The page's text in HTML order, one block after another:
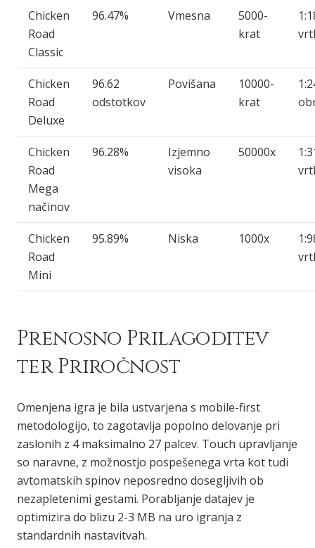
Chicken
Road
Classic
96.47% Vmesna
5000-
krat
Chicken
Road
Deluxe
96.62
odstotkov
Povišana
10000-
krat
Chicken
Road
Mega
načinov
96.28%
Izjemno
visoka
50000x
Chicken
Road
Mini
95.89% Niska 1000x
Prenosno Prilagoditev
ter Priročnost
Omenjena igra je bila ustvarjena s mobile-first
metodologijo, to zagotavlja popolno delovanje pri
zaslonih z 4 maksimalno 27 palcev. Touch upravljanje
so naravne, z možnostjo pospešenega vrta kot tudi
avtomatskih spinov neposredno dosegljivih ob
nezapletenimi gestami. Porabljanje datajev je
optimizira do blizu 2-3 MB na uro igranja z
standardnih nastavitvah.